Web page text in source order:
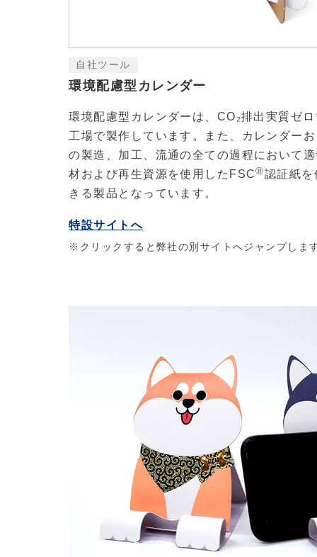
自社ツール
環境配慮型カレンダー
環境配慮型カレンダーは、CO₂排出実質ゼ
工場で製作しています。また、カレンダー
の製造、加工、流通の全ての過程において
材および再生資源を使用したFSCⓇ認証紙を
きる製品となっています。
特設サイトへ
※クリックすると弊社の別サイトへジャンプしま